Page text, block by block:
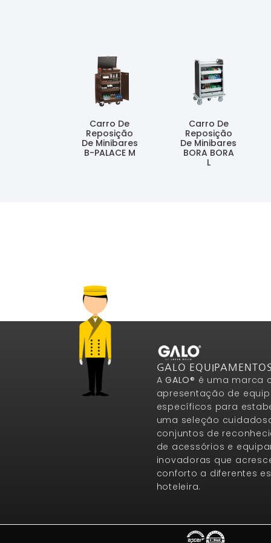
Carro De
Reposição
De Minibares
B-PALACE M
Carro De
Reposição
De Minibares
BORA BORA
L
GALO
AGALO® é uma marca
apresentação de
específicos para
uma seleção
conjuntos de
de acessórios e
inovadoras que
conforto a diferentes
hoteleira.